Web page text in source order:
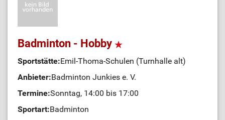
Badminton - Hobby
Sportstätte:Emil-Thoma-Schulen (Turnhalle alt)
Anbieter:Badminton Junkies e. V.
Termine:Sonntag, 14:00 bis 17:00
Sportart:Badminton